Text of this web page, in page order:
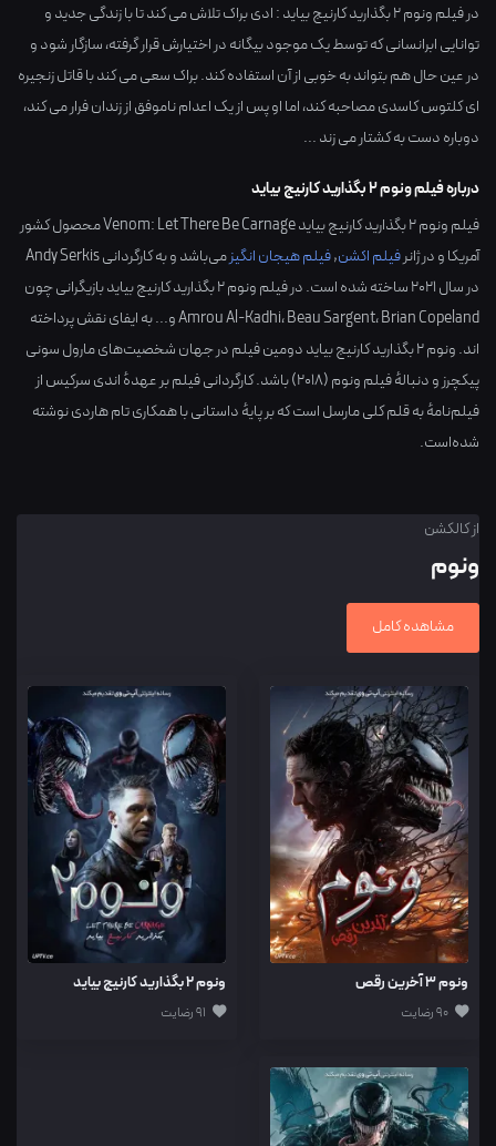
در فیلم ونوم 2 بگذارید کارنیج بیاید : ادی براک تلاش می کند تا با زندگی جدید و
توانایی ابرانسانی که توسط یک موجود بیگانه در اختیارش قرار گرفته، سازگار شود و
در عین حال هم بتواند به خوبی از آن استفاده کند. براک سعی می کند با قاتل زنجیره
ای کلتوس کاسدی مصاحبه کند، اما او پس از یک اعدام ناموفق از زندان فرار می کند،
دوباره دست به کشتار می زند ...
درباره فیلم ونوم 2 بگذارید کارنیج بیاید
فیلم ونوم 2 بگذارید کارنیج بیاید Venom: Let There Be Carnage محصول کشور
آمریکاو در ژانرفیلم اکشن,فیلم هیجان انگیزمی‌باشد و به کارگردانیAndy Serkis
در سال2021ساخته شده است. در فیلم ونوم 2 بگذارید کارنیج بیاید بازیگرانی چون
Amrou Al-Kadhi،Beau Sargent،Brian Copeland
و... به ایفای نقش پرداخته
اند. ونوم 2 بگذارید کارنیج بیاید دومین فیلم در جهان شخصیت‌های مارول سونی
پیکچرز و دنبالهٔ فیلم ونوم (۲۰۱۸) باشد. کارگردانی فیلم بر عهدهٔ اندی سرکیس از
فیلم‌نامهٔ به قلم کلی مارسل است که بر پایهٔ داستانی با همکاری تام هاردی نوشته
شده‌است.
از کالکشن
ونوم
مشاهده کامل
ونوم 3 آخرین رقص ونوم 2 بگذارید کارنیج بیاید